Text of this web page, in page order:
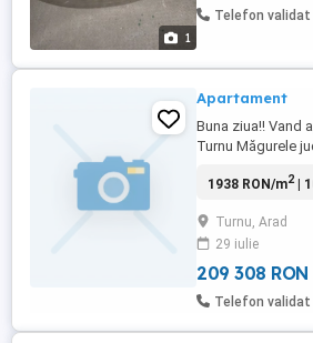
1
Telefon validat
Apartament
Buna ziua!! Vand
Turnu Măgurele
interioara!! Jos
3 dormitoare cu
Apartamentul este
Pret 40000 ...
1938 RON/m2|
Turnu, Arad
29 iulie
209 308 RON
Telefon validat